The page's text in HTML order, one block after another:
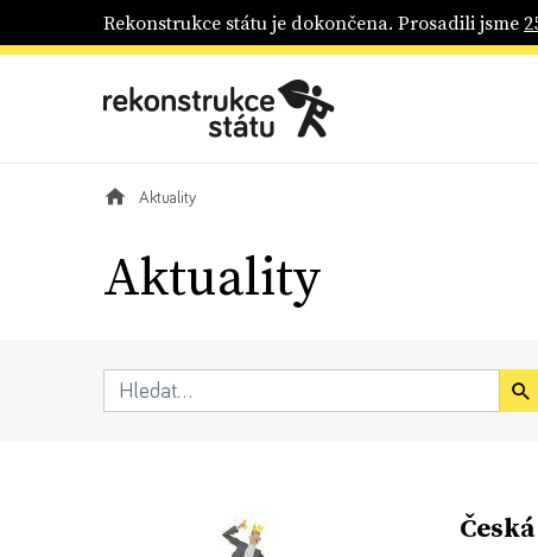
Rekonstrukce státu je dokončena. Prosadili jsme
Aktuality
Aktuality